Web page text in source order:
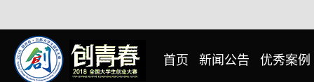
首页 新闻公告 优秀案例